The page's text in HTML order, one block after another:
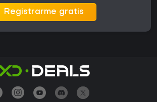
Registrarme gratis